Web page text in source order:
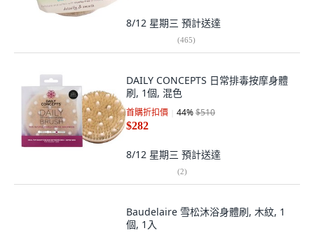
8/12 星期三 預計送達
(465)
DAILY CONCEPTS 日常排毒按摩身體
刷, 1個, 混色
首購折扣價 44%$510
$282
8/12 星期三 預計送達
(2)
Baudelaire 雪松沐浴身體刷, 木紋, 1
個, 1入